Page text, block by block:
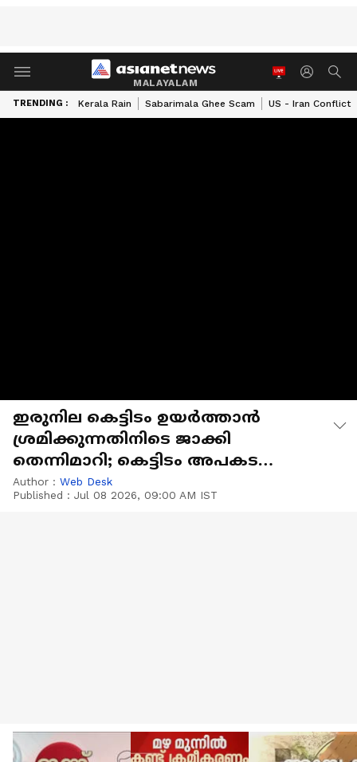
MALAYALAM
TRENDING : Kerala Rain Sabarimala Ghee Scam US - Iran Conflict
ഇരുനില കെട്ടിടം ഉയര്‍ത്താൻ
ശ്രമിക്കുന്നതിനിടെ ജാക്കി
തെന്നിമാറി; കെട്ടിടം അപകട
ഭീഷണിയിൽ
Author : Web Desk
Published : Jul 08 2026, 09:00 AM IST